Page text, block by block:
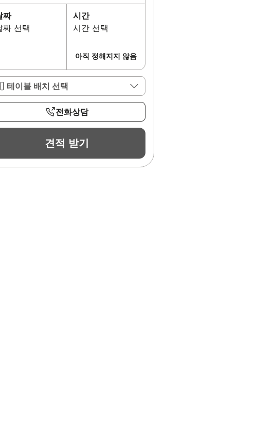
짜
짜 선택
시간
시간 선택
아직 정해지지 않음
테이블 배치 선택
전화상담
견적 받기